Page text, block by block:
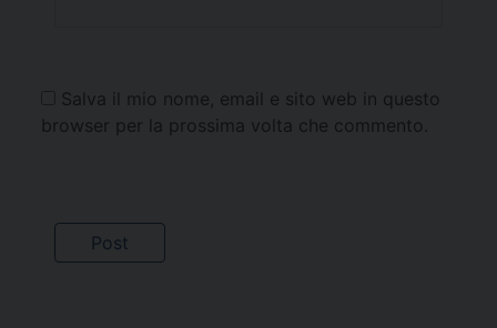
Salva il mio nome, email e sito web in questo
browser per la prossima volta che commento.